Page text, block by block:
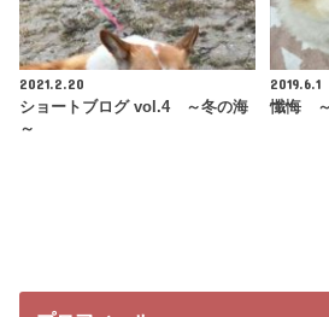
2021.2.20
ショートブログ vol.4 ～冬の海
～
2019.6.1
懺悔 ～